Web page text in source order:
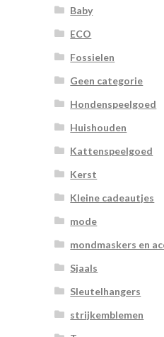
Baby
ECO
Fossielen
Geen categorie
Hondenspeelgoed
Huishouden
Kattenspeelgoed
Kerst
Kleine cadeautjes
mode
mondmaskers en
Sjaals
Sleutelhangers
strijkemblemen